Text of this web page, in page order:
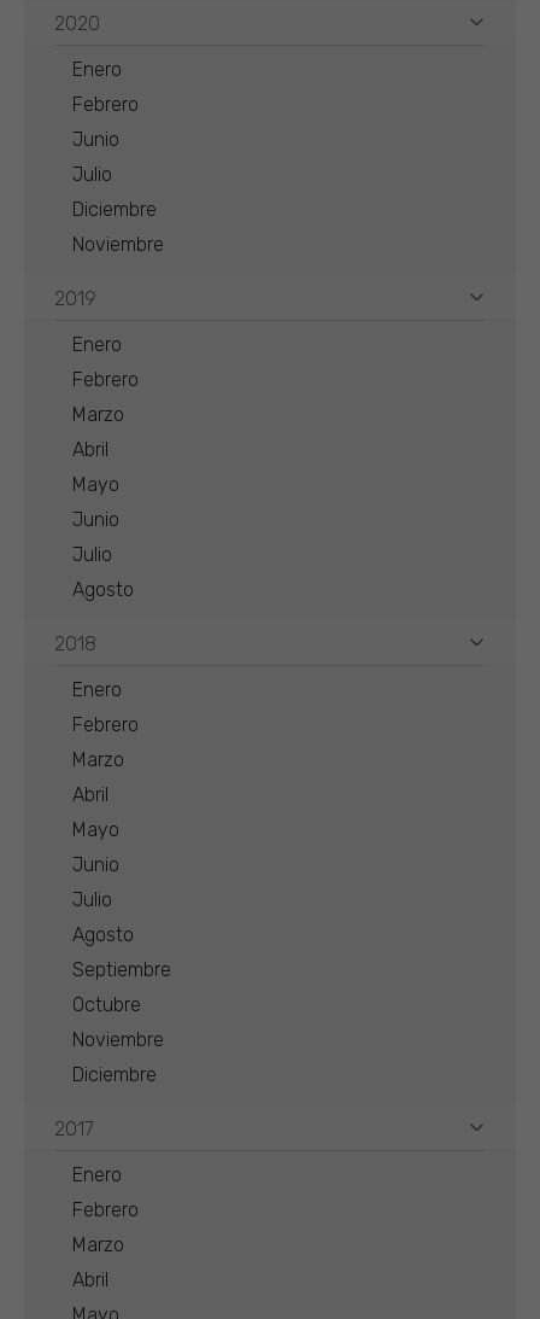
2020
Enero
Febrero
Junio
Julio
Diciembre
Noviembre
2019
Enero
Febrero
Marzo
Abril
Mayo
Junio
Julio
Agosto
2018
Enero
Febrero
Marzo
Abril
Mayo
Junio
Julio
Agosto
Septiembre
Octubre
Noviembre
Diciembre
2017
Enero
Febrero
Marzo
Abril